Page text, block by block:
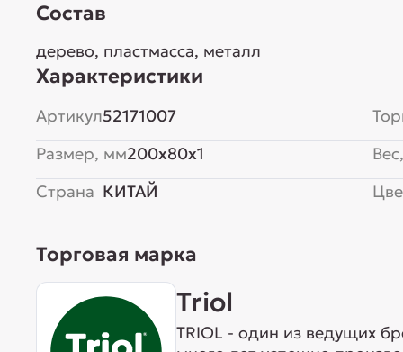
Состав
дерево, пластмасса, металл
Характеристики
Артикул52171007
Размер, мм200x80x1
Страна КИТАЙ
Торговая марка
Triol
TRIOL - один из ведущих